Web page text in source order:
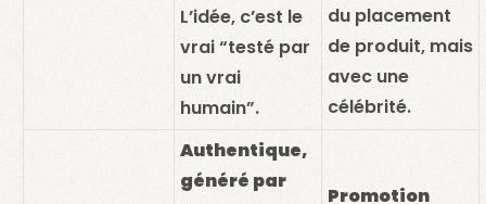
L’idée, c’est le
vrai “testé par
un vrai
humain”.
du placement
de produit, mais
avec une
célébrité.
Authentique,
généré par
Promotion